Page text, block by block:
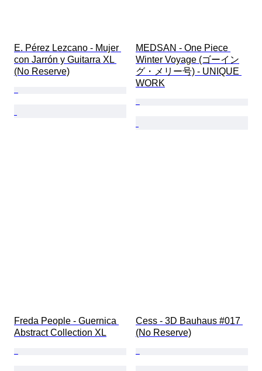
E. Pérez Lezcano - Mujer
con Jarrón y Guitarra XL
(No Reserve)
MEDSAN - One Piece
Winter Voyage (ゴーイン
グ・メリー号) - UNIQUE
WORK
Freda People - Guernica
Abstract Collection XL
Cess - 3D Bauhaus #017
(No Reserve)